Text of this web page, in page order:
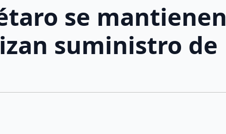
se mantienen
suministro de